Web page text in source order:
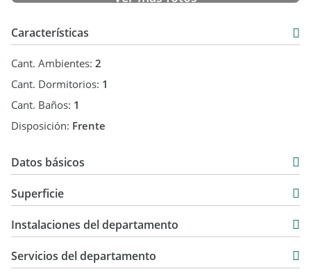
Características
Cant. Ambientes: 2
Cant. Dormitorios: 1
Cant. Baños: 1
Disposición: Frente
Datos básicos
USD 130.000
Superficie
57 m2
Instalaciones del departamento
Servicios del departamento